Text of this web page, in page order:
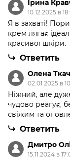
Ірина
10.12.2025 в
Я в захваті!
крем лягає
красивої шкіри.
Ответить
Олена
02.01.2025 в
Ніжний, але
чудово реагує,
свіжим та
Ответить
Дмитро
15.11.2024 в